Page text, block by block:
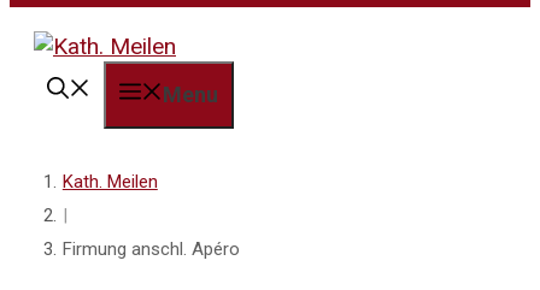
Menu
Kath. Meilen
|
Firmung anschl. Apéro